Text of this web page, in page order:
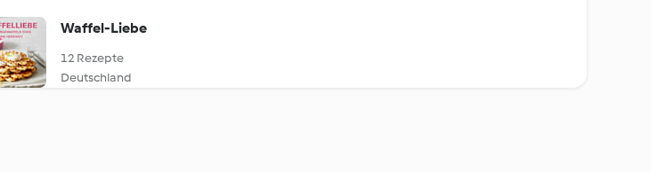
Waffel-Liebe
12 Rezepte
Deutschland